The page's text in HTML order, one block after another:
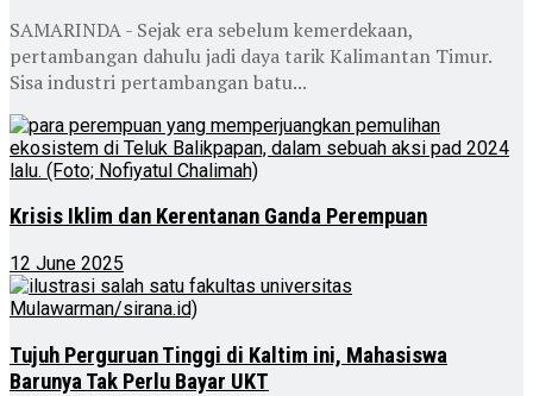
SAMARINDA - Sejak era sebelum kemerdekaan,
pertambangan dahulu jadi daya tarik Kalimantan Timur.
Sisa industri pertambangan batu...
Krisis Iklim dan Kerentanan Ganda Perempuan
12 June 2025
Tujuh Perguruan Tinggi di Kaltim ini, Mahasiswa
Barunya Tak Perlu Bayar UKT